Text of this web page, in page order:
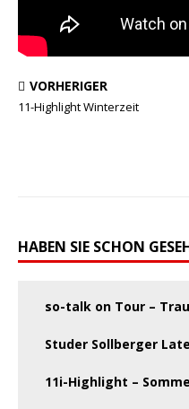
VORHERIGER
11-Highlight Winterzeit
HABEN SIE SCHON
so-talk on Tour –
Studer Sollberger
11i-Highlight –